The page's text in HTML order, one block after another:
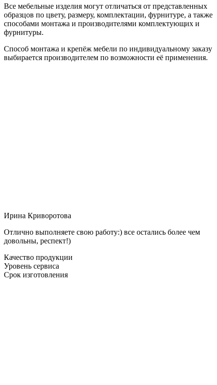
Все мебельные изделия могут отличаться от представленных
образцов по цвету, размеру, комплектации, фурнитуре, а также
способами монтажа и производителями комплектующих и
фурнитуры.
Способ монтажа и крепёж мебели по индивидуальному заказу
выбирается производителем по возможности её применения.
Ирина Криворотова
Отлично выполняете свою работу:) все остались более чем
довольны, респект!)
Качество продукции
Уровень сервиса
Срок изготовления